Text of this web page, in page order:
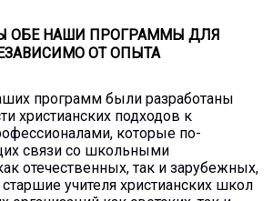
ОБЕ НАШИ ПРОГРАММЫ ДЛЯ
ОТ ОПЫТА
программ были разработаны
христианских подходов к
которые по-
связи со школьными
отечественных, так и зарубежных,
учителя христианских школ